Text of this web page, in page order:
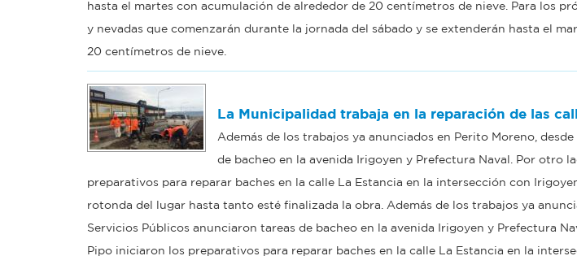
hasta el martes con acumulación de alrededor de 20 centímetros de nieve. Para los
y nevadas que comenzarán durante la jornada del sábado y se extenderán hasta el
20 centímetros de nieve.
La Municipalidad trabaja en la reparación de las
Además de los trabajos ya anunciados en Perito Moreno,
de bacheo en la avenida Irigoyen y Prefectura Naval. Por otro
preparativos para reparar baches en la calle La Estancia en la intersección con
rotonda del lugar hasta tanto esté finalizada la obra. Además de los trabajos ya
Servicios Públicos anunciaron tareas de bacheo en la avenida Irigoyen y Prefectura
Pipo iniciaron los preparativos para reparar baches en la calle La Estancia en la